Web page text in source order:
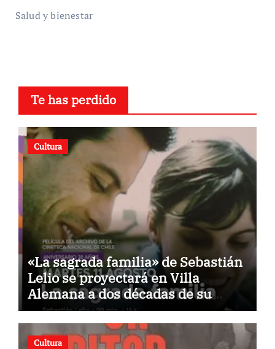
Salud y bienestar
Te has perdido
Cultura
«La sagrada familia» de Sebastián
Lelio se proyectará en Villa
Alemana a dos décadas de su
estreno
Cultura